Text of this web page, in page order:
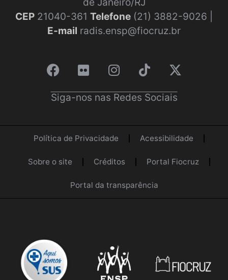
CEP 21040-361 Telefone (21) 3882-9026 |
E-mail radis.ensp@fiocruz.br
Siga-nos nas Redes Sociais
Política de Privacidade Acessibilidade
Sobre o site Créditos Portal Fiocruz
Portal da transparência